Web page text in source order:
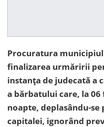
Procuratura
finalizarea urmăririi
instanța de judecată a
a bărbatului care, la
noapte, deplasându-se
capitalei, ignorând